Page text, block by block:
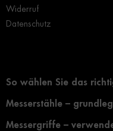
Widerruf
Datenschutz
So wählen Sie das
Messerstähle –
Messergriffe –